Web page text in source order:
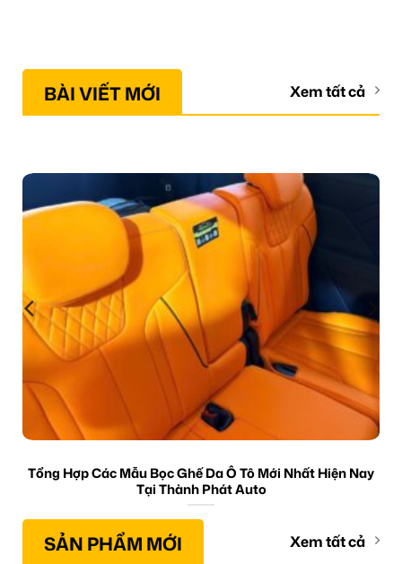
BÀI VIẾT MỚI Xem tất cả
Tổng Hợp Các Mẫu Bọc Ghế Da Ô Tô Mới Nhất Hiện Nay
Tại Thành Phát Auto
SẢN PHẨM MỚI Xem tất cả